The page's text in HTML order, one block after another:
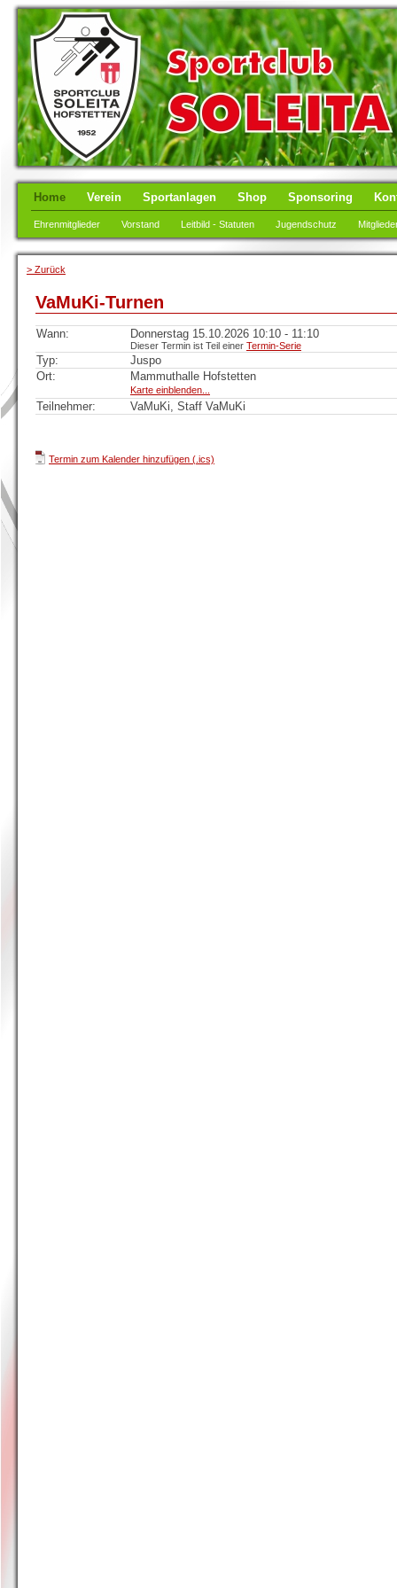
Home Verein Sportanlagen Shop Sponsoring
Ehrenmitglieder Vorstand Leitbild - Statuten Jugendschutz
> Zurück
VaMuKi-Turnen
Wann: Donnerstag 15.10.2026 10:10 - 11:10
Dieser Termin ist Teil einer Termin-Serie
Typ:
Juspo
Ort:
Mammuthalle Hofstetten
Karte einblenden...
Teilnehmer: VaMuKi, Staff VaMuKi
Termin zum Kalender hinzufügen (.ics)